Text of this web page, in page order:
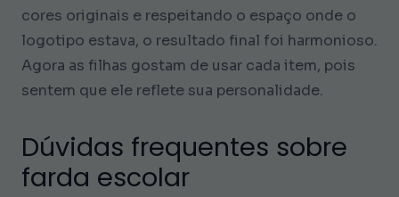
cores originais e respeitando o espaço onde o
logotipo estava, o resultado final foi harmonioso.
Agora as filhas gostam de usar cada item, pois
sentem que ele reflete sua personalidade.
Dúvidas frequentes sobre
farda escolar